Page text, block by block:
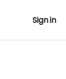
Sign in